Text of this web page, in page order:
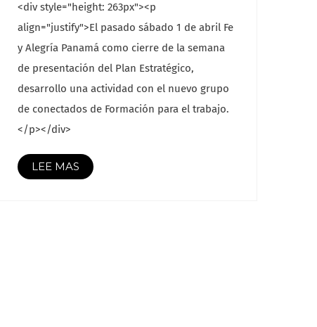
<div style="height: 263px"><p
align="justify">El pasado sábado 1 de abril Fe
y Alegría Panamá como cierre de la semana
de presentación del Plan Estratégico,
desarrollo una actividad con el nuevo grupo
de conectados de Formación para el trabajo.
</p></div>
LEE MAS